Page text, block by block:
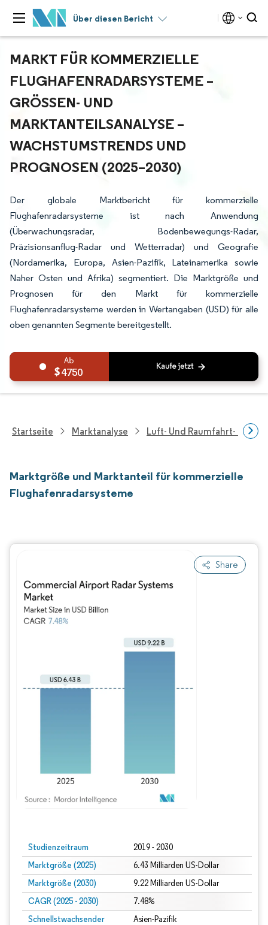
Über diesen Bericht
MARKT FÜR KOMMERZIELLE
FLUGHAFENRADARSYSTEME –
GRÖSSEN- UND M
ARKTANTEILSANALYSE – W
ACHSTUMSTRENDS UND P
ROGNOSEN (2025–2030)
Der globale Marktbericht für kommerzielle
Flughafenradarsysteme ist nach Anwendung
(Überwachungsradar, Bodenbewegungs-Radar,
Präzisionsanflug-Radar und Wetterradar) und Geografie
(Nordamerika, Europa, Asien-Pazifik, Lateinamerika sowie
Naher Osten und Afrika) segmentiert. Die Marktgröße und
Prognosen für den Markt für kommerzielle
Flughafenradarsysteme werden in Wertangaben (USD) für alle
oben genannten Segmente bereitgestellt.
4750
Startseite Marktanalyse Luft- Und Raumfahrt- Und
Marktgröße und Marktanteil für kommerzielle
Flughafenradarsysteme
Share
Studienzeitraum 2019 - 2030
Marktgröße (2025) 6.43 Milliarden US-Dollar
Marktgröße (2030) 9.22 Milliarden US-Dollar
CAGR (2025 - 2030) 7.48%
Schnellstwachsender
Asien-Pazifik